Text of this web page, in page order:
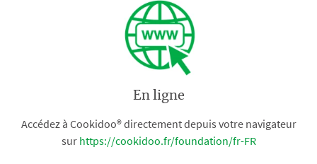
En ligne
Accédez à Cookidoo® directement depuis votre navigateur
sur https://cookidoo.fr/foundation/fr-FR